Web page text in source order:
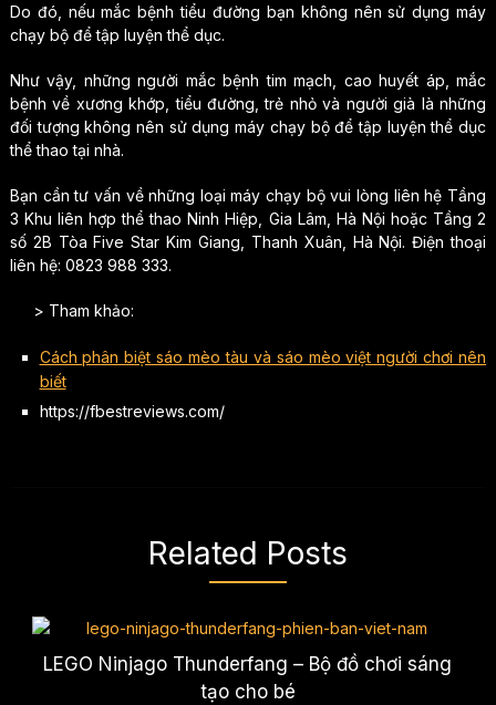
Do đó, nếu mắc bệnh tiểu đường bạn không nên sử dụng máy
chạy bộ để tập luyện thể dục.
Như vậy, những người mắc bệnh tim mạch, cao huyết áp, mắc
bệnh về xương khớp, tiểu đường, trẻ nhỏ và người già là những
đối tượng không nên sử dụng máy chạy bộ để tập luyện thể dục
thể thao tại nhà.
Bạn cần tư vấn về những loại máy chạy bộ vui lòng liên hệ Tầng
3 Khu liên hợp thể thao Ninh Hiệp, Gia Lâm, Hà Nội hoặc Tầng 2
số 2B Tòa Five Star Kim Giang, Thanh Xuân, Hà Nội. Điện thoại
liên hệ: 0823 988 333.
> Tham khảo:
Cách phân biệt sáo mèo tàu và sáo mèo việt người chơi nên
biết
https://fbestreviews.com/
Related Posts
LEGO Ninjago Thunderfang – Bộ đồ chơi sáng
tạo cho bé